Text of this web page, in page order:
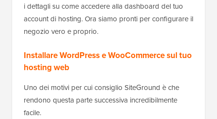
i dettagli su come accedere alla dashboard del tuo
account di hosting. Ora siamo pronti per configurare il
negozio vero e proprio.
Installare WordPress e WooCommerce sul tuo
hosting web
Uno dei motivi per cui consiglio SiteGround è che
rendono questa parte successiva incredibilmente
facile.